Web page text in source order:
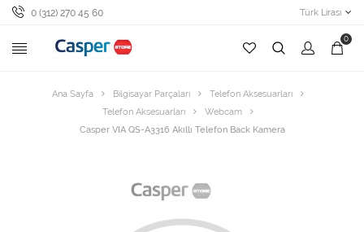
0 (312) 270 45 60 Türk Lirası
0
Ana Sayfa Bilgisayar Parçaları
Telefon Aksesuarları
Telefon Aksesuarları
Webcam
Casper VIA QS-A3316 Akıllı Telefon Back Kamera